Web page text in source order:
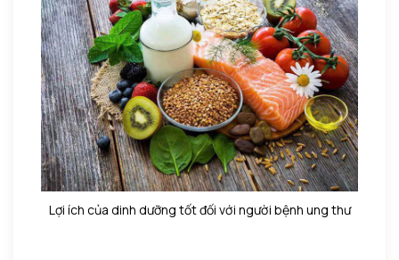
Lợi ích của dinh dưỡng tốt đối với người bệnh ung thư